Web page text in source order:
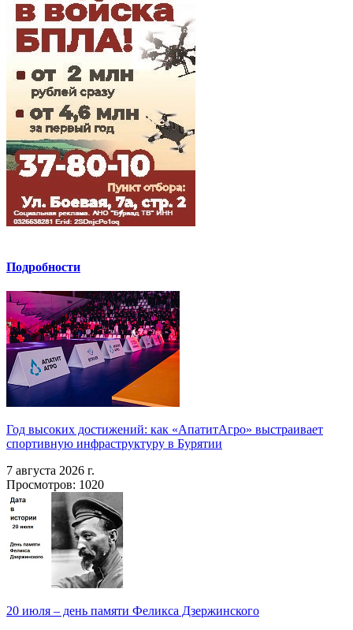
Подробности
Год высоких достижений: как «АпатитАгро» выстраивает
спортивную инфраструктуру в Бурятии
7 августа 2026 г.
Просмотров: 1020
20 июля – день памяти Феликса Дзержинского